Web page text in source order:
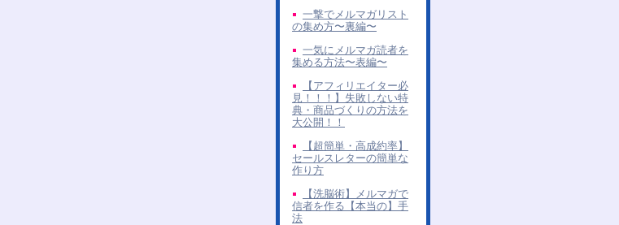
一撃でメルマガリスト
の集め方〜裏編〜
一気にメルマガ読者を
集める方法〜表編〜
【アフィリエイター必
見！！！】失敗しない特
典・商品づくりの方法を
大公開！！
【超簡単・高成約率】
セールスレターの簡単な
作り方
【洗脳術】メルマガで
信者を作る【本当の】手
法